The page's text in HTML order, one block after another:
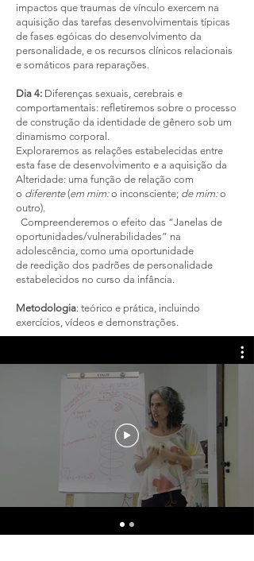
impactos que traumas de vínculo exercem na
aquisição das tarefas desenvolvimentais típicas
de fases egóicas do desenvolvimento da
personalidade, e os recursos clínicos relacionais
e somáticos para reparações.
Dia 4: Diferenças sexuais, cerebrais e
comportamentais: refletiremos sobre o processo
de construção da identidade de gênero sob um
dinamismo corporal.
Exploraremos as relações estabelecidas entre
esta fase de desenvolvimento e a aquisição da
Alteridade: uma função de relação com
o diferente(em mim:o inconsciente; de mim:o
outro).
Compreenderemos o efeito das “Janelas de
oportunidades/vulnerabilidades” na
adolescência, como uma oportunidade
de reedição dos padrões de personalidade
estabelecidos no curso da infância.
Metodologia: teórico e prática, incluindo
exercícios, vídeos e demonstrações.